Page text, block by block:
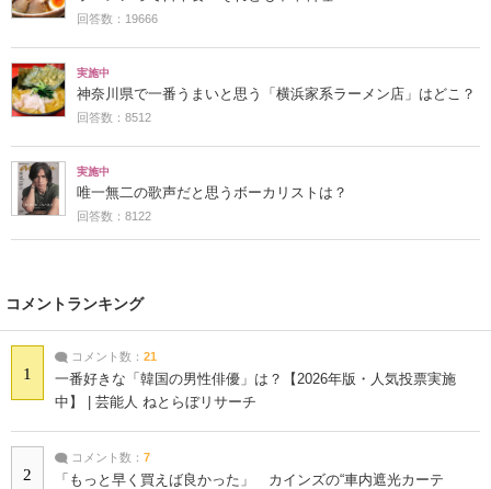
回答数：19666
実施中
神奈川県で一番うまいと思う「横浜家系ラーメン店」はどこ？
回答数：8512
実施中
唯一無二の歌声だと思うボーカリストは？
回答数：8122
コメントランキング
1
コメント数： 21
一番好きな「韓国の男性俳優」は？【2026年版・人気投票実施
中】 | 芸能人 ねとらぼリサーチ
2
コメント数： 7
「もっと早く買えば良かった」 カインズの“車内遮光カーテ